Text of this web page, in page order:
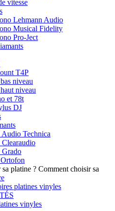
vitesse
Lehmann Audio
Musical Fidelity
Pro-Ject
T4P
niveau
niveau
et 78t
DJ
Technica
Comment choisir sa
platines vinyles
vinyles